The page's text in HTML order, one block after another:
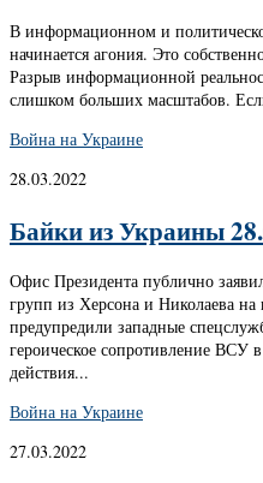
В информационном и
начинается агония. Это
Разрыв информационной
слишком больших масштабов.
Война на Украине
28.03.2022
Байки из Украины
Офис Президента публично
групп из Херсона и Николаева
предупредили западные
героическое сопротивление ВСУ
действия...
Война на Украине
27.03.2022